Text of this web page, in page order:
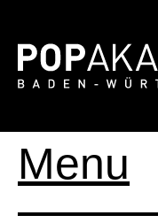
Menu